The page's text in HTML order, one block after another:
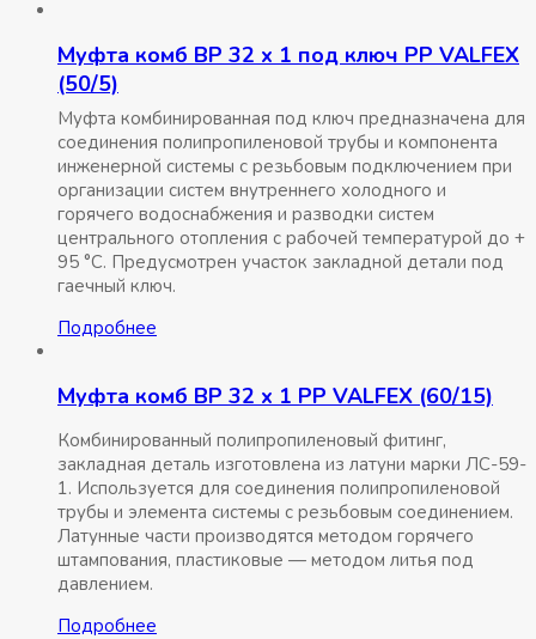
Муфта комб ВР 32 x 1 под ключ РР VALFEX
(50/5)
Муфта комбинированная под ключ предназначена для
соединения полипропиленовой трубы и компонента
инженерной системы с резьбовым подключением при
организации систем внутреннего холодного и
горячего водоснабжения и разводки систем
центрального отопления с рабочей температурой до +
95 °С. Предусмотрен участок закладной детали под
гаечный ключ.
Подробнее
Муфта комб ВР 32 x 1 РР VALFEX (60/15)
Комбинированный полипропиленовый фитинг,
закладная деталь изготовлена из латуни марки ЛС-59-
1. Используется для соединения полипропиленовой
трубы и элемента системы с резьбовым соединением.
Латунные части производятся методом горячего
штампования, пластиковые — методом литья под
давлением.
Подробнее